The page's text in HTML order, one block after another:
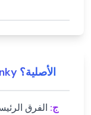
ما هو الاختلاف عن لعبة Spunky الأصلية؟
ج: الفرق